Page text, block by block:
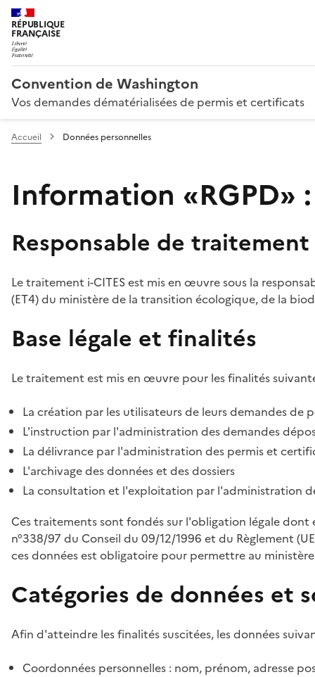
RÉPUBLIQUE
FRANÇAISE
Convention de Washington
Vos demandes dématérialisées de permis et certificats
Accueil Données personnelles
Information «RGPD»
Responsable de traitement
Le traitement i-CITES est mis en œuvre sous la
(ET4) du ministère de la transition écologique, de la
Base légale et finalités
Le traitement est mis en œuvre pour les finalités
La création par les utilisateurs de leurs demandes
L'instruction par l'administration des demandes
La délivrance par l'administration des permis et
L'archivage des données et des dossiers
La consultation et l'exploitation par l'administration
Ces traitements sont fondés sur l'obligation légale
n°338/97 du Conseil du 09/12/1996 et du Règlement
ces données est obligatoire pour permettre au
Catégories de données et
Afin d'atteindre les finalités suscitées, les données
Coordonnées personnelles : nom, prénom, adresse